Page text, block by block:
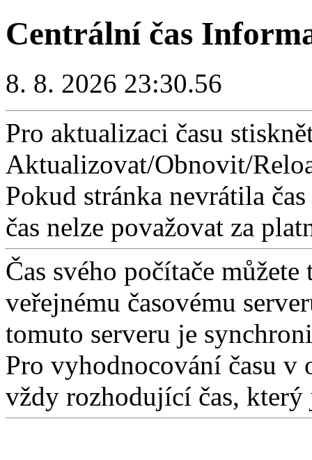
Centrální čas
8. 8. 2026 23:30.56
Pro aktualizaci času
Aktualizovat/Obnovit/
Pokud stránka nevrátila
čas nelze považovat za
Čas svého počítače
veřejnému časovému
tomuto serveru je
Pro vyhodnocování času v
vždy rozhodující čas, který